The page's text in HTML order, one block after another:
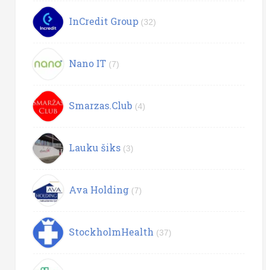
InCredit Group (32)
Nano IT (7)
Smarzas.Club (4)
Lauku šiks (3)
Ava Holding (7)
StockholmHealth (37)